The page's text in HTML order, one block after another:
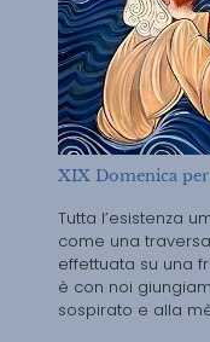
XIX Domenica
Tutta l’esistenza
come una
effettuata su una
è con noi
sospirato e alla